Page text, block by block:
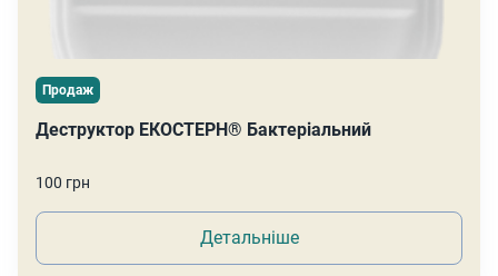
Продаж
Деструктор ЕКОСТЕРН® Бактеріальний
100 грн
Детальніше